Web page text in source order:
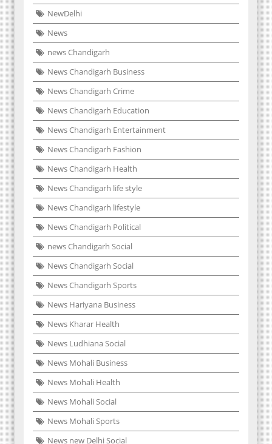
NewDelhi
News
news Chandigarh
News Chandigarh Business
News Chandigarh Crime
News Chandigarh Education
News Chandigarh Entertainment
News Chandigarh Fashion
News Chandigarh Health
News Chandigarh life style
News Chandigarh lifestyle
News Chandigarh Political
news Chandigarh Social
News Chandigarh Social
News Chandigarh Sports
News Hariyana Business
News Kharar Health
News Ludhiana Social
News Mohali Business
News Mohali Health
News Mohali Social
News Mohali Sports
News new Delhi Social